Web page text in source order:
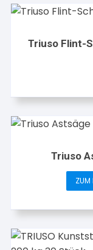
Triuso Flint-
Triuso
ZUM